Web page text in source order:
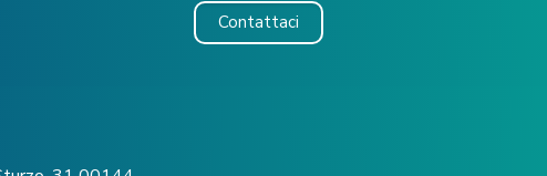
Contattaci